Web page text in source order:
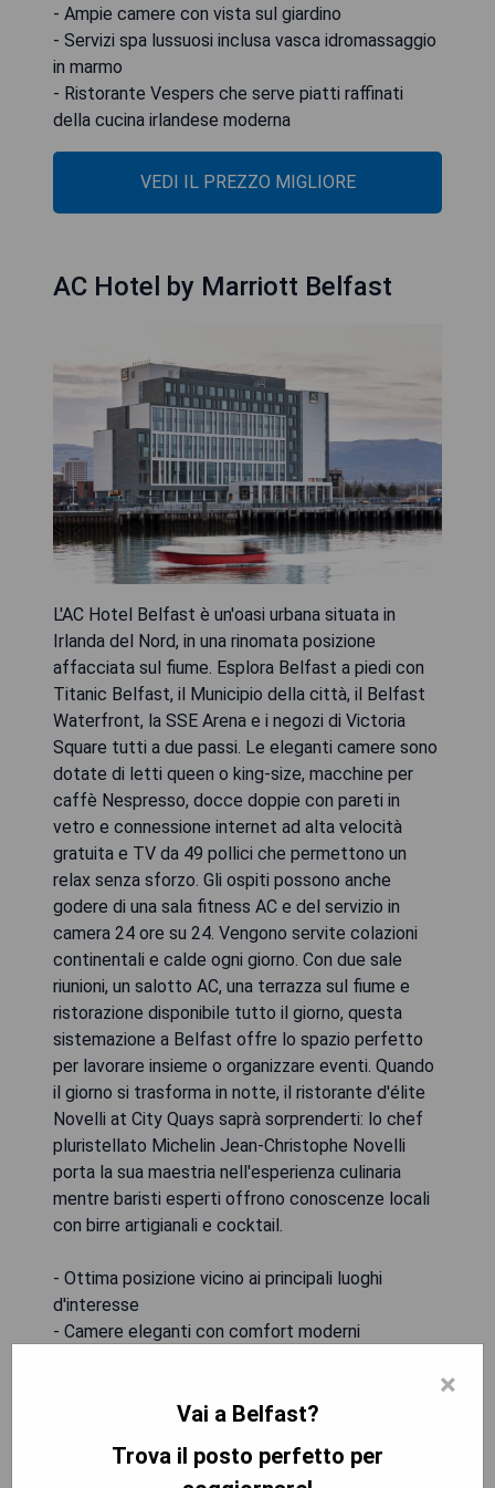
- Ampie camere con vista sul giardino
- Servizi spa lussuosi inclusa vasca idromassaggio
in marmo
- Ristorante Vespers che serve piatti raffinati
della cucina irlandese moderna
VEDI IL PREZZO MIGLIORE
AC Hotel by Marriott Belfast
L'AC Hotel Belfast è un'oasi urbana situata in
Irlanda del Nord, in una rinomata posizione
affacciata sul fiume. Esplora Belfast a piedi con
Titanic Belfast, il Municipio della città, il Belfast
Waterfront, la SSE Arena e i negozi di Victoria
Square tutti a due passi. Le eleganti camere sono
dotate di letti queen o king-size, macchine per
caffè Nespresso, docce doppie con pareti in
vetro e connessione internet ad alta velocità
gratuita e TV da 49 pollici che permettono un
relax senza sforzo. Gli ospiti possono anche
godere di una sala fitness AC e del servizio in
camera 24 ore su 24. Vengono servite colazioni
continentali e calde ogni giorno. Con due sale
riunioni, un salotto AC, una terrazza sul fiume e
ristorazione disponibile tutto il giorno, questa
sistemazione a Belfast offre lo spazio perfetto
per lavorare insieme o organizzare eventi. Quando
il giorno si trasforma in notte, il ristorante d'élite
Novelli at City Quays saprà sorprenderti: lo chef
pluristellato Michelin Jean-Christophe Novelli
porta la sua maestria nell'esperienza culinaria
mentre baristi esperti offrono conoscenze locali
con birre artigianali e cocktail.
- Ottima posizione vicino ai principali luoghi
d'interesse
- Camere eleganti con comfort moderni
- Fitness room ben attrezzata disponibile
×
Vai a Belfast?
Trova il posto perfetto per